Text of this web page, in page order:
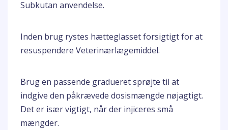
Subkutan anvendelse.
Inden brug rystes hætteglasset forsigtigt for at
resuspendere Veterinærlægemiddel.
Brug en passende gradueret sprøjte til at
indgive den påkrævede dosismængde nøjagtigt.
Det er især vigtigt, når der injiceres små
mængder.